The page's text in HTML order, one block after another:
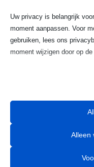
Uw privacy is belangrijk
moment aanpassen. Voor
gebruiken, lees ons
moment wijzigen door op
Essentiële cookies en
cookies en services
Alleen